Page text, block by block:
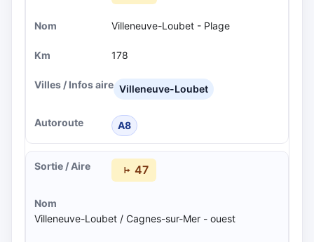
Villeneuve-Loubet - Plage
178
Villeneuve-Loubet
A8
47
Villeneuve-Loubet / Cagnes-sur-Mer - ouest